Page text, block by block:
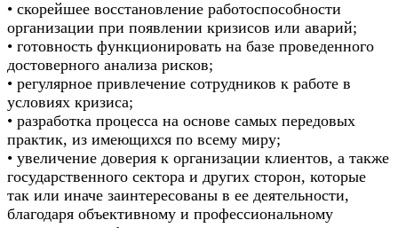
• скорейшее восстановление работоспособности
организации при появлении кризисов или аварий;
• готовность функционировать на базе проведенного
достоверного анализа рисков;
• регулярное привлечение сотрудников к работе в
условиях кризиса;
• разработка процесса на основе самых передовых
практик, из имеющихся по всему миру;
• увеличение доверия к организации клиентов, а также
государственного сектора и других сторон, которые
так или иначе заинтересованы в ее деятельности,
благодаря объективному и профессиональному